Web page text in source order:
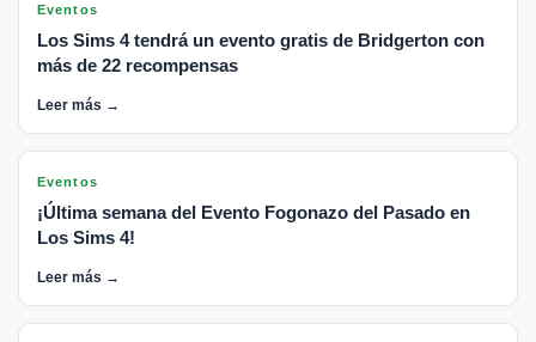
Eventos
Los Sims 4 tendrá un evento gratis de Bridgerton con
más de 22 recompensas
Leer más →
Eventos
¡Última semana del Evento Fogonazo del Pasado en
Los Sims 4!
Leer más →